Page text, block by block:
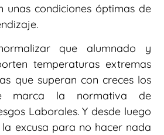
unas condiciones óptimas de
que alumnado y
temperaturas extremas
que superan con creces los
marca la normativa de
Laborales. Y desde luego
excusa para no hacer nada